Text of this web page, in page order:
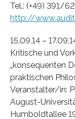
Tel.: (+49) 391/
http://
15.09.14 –
Kritische und
„konsequenten
praktischen
Veranstalter/in:
August-
Humboldtallee